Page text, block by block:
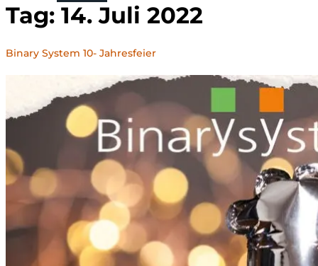
Tag: 14. Juli 2022
Binary System 10- Jahresfeier